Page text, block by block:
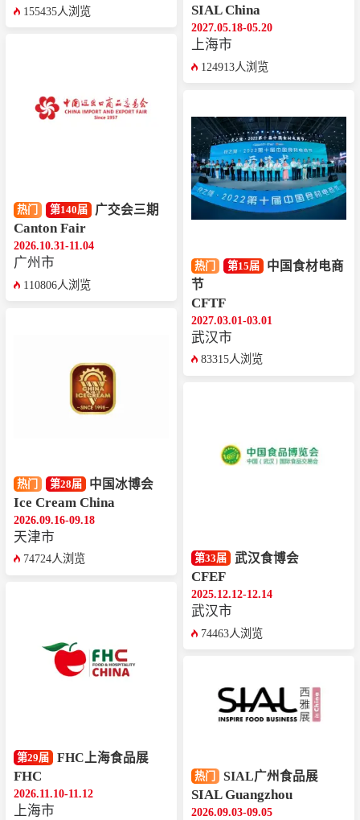
155435人浏览
热门 第140届 广交会三期
Canton Fair
2026.10.31-11.04
广州市
110806人浏览
热门 第28届 中国冰博会
Ice Cream China
2026.09.16-09.18
天津市
74724人浏览
第29届 FHC上海食品展
FHC
2026.11.10-11.12
上海市
SIAL China
2027.05.18-05.20
上海市
124913人浏览
热门 第15届
中国食材电商
节
CFTF
2027.03.01-03.01
武汉市
83315人浏览
第33届 武汉食博会
CFEF
2025.12.12-12.14
武汉市
74463人浏览
热门 SIAL广州食品展
SIAL Guangzhou
2026.09.03-09.05